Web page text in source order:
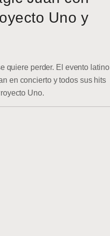
Uno y
quiere perder. El evento latino
en concierto y todos sus hits
Uno.